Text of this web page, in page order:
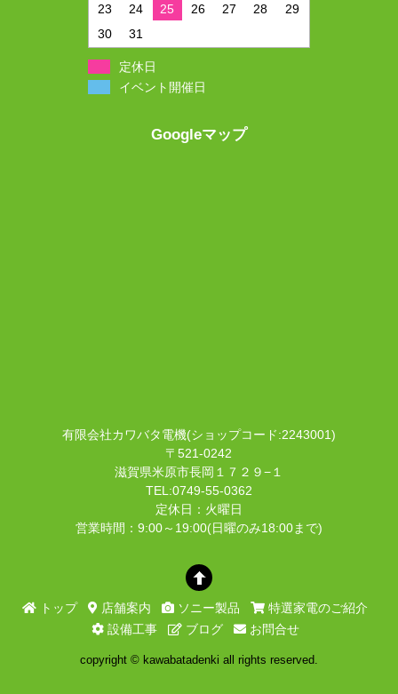
23
24 25 26 27 28
29
30
31
定休日
イベント開催日
Googleマップ
有限会社カワバタ電機(ショップコード:2243001)
〒521-0242
滋賀県米原市長岡１７２９−１
TEL:0749-55-0362
定休日：火曜日
営業時間：9:00～19:00(日曜のみ18:00まで)
トップ 店舗案内 ソニー製品
特選家電のご紹介
設備工事
ブログ お問合せ
copyright © kawabatadenki all rights reserved.